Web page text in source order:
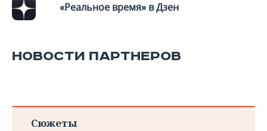
«Реальное время» в Дзен
НОВОСТИ ПАРТНЕРОВ
Сюжеты